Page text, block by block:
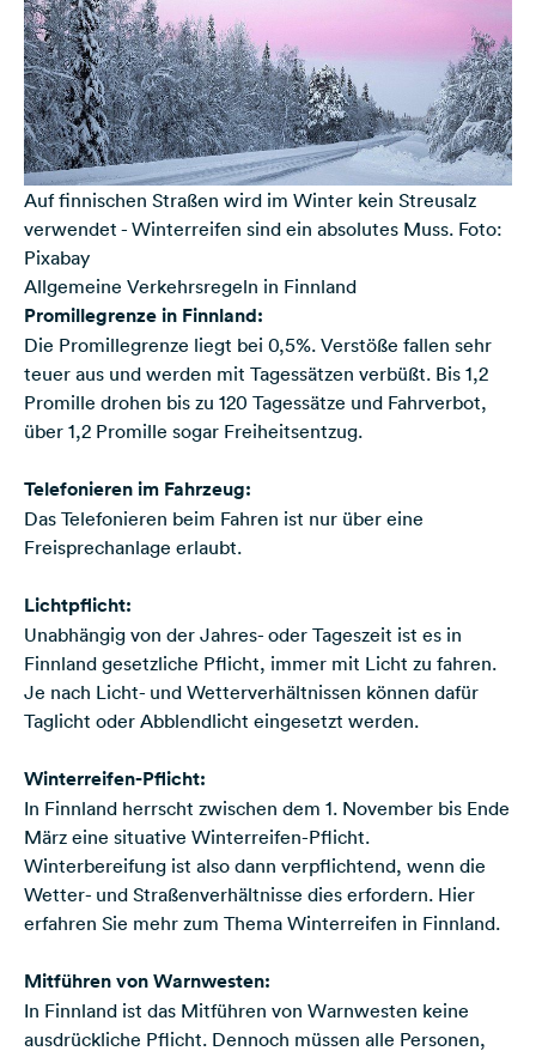
Auf finnischen Straßen wird im Winter kein Streusalz
verwendet - Winterreifen sind ein absolutes Muss. Foto:
Pixabay
Allgemeine Verkehrsregeln in Finnland
Promillegrenze in Finnland:
Die Promillegrenze liegt bei 0,5%. Verstöße fallen sehr
teuer aus und werden mit Tagessätzen verbüßt. Bis 1,2
Promille drohen bis zu 120 Tagessätze und Fahrverbot,
über 1,2 Promille sogar Freiheitsentzug.
Telefonieren im Fahrzeug:
Das Telefonieren beim Fahren ist nur über eine
Freisprechanlage erlaubt.
Lichtpflicht:
Unabhängig von der Jahres- oder Tageszeit ist es in
Finnland gesetzliche Pflicht, immer mit Licht zu fahren.
Je nach Licht- und Wetterverhältnissen können dafür
Taglicht oder Abblendlicht eingesetzt werden.
Winterreifen-Pflicht:
In Finnland herrscht zwischen dem 1. November bis Ende
März eine situative Winterreifen-Pflicht.
Winterbereifung ist also dann verpflichtend, wenn die
Wetter- und Straßenverhältnisse dies erfordern. Hier
erfahren Sie mehr zum Thema Winterreifen in Finnland.
Mitführen von Warnwesten:
In Finnland ist das Mitführen von Warnwesten keine
ausdrückliche Pflicht. Dennoch müssen alle Personen,